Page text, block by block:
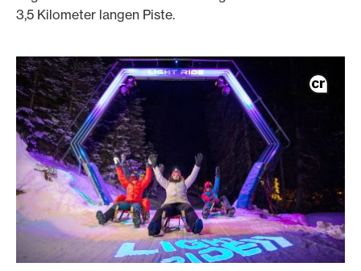
3,5 Kilometer langen Piste.